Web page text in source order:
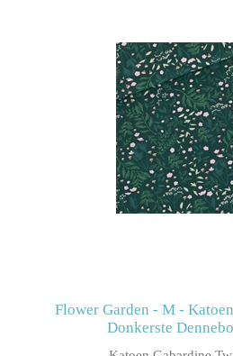
Flower Garden - M -
Donkerste